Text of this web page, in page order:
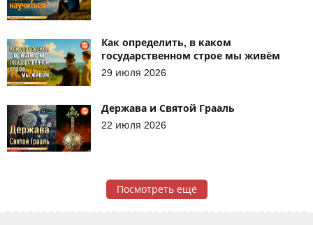
Как определить, в каком
государственном строе мы живём
29 июля 2026
Держава и Святой Грааль
22 июля 2026
Посмотреть ещё